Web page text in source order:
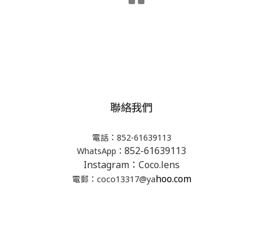
聯絡我們
電話：852-61639113
WhatsApp： 852-61639113
Instagram：Coco.lens
電郵：coco13317@yahoo.com